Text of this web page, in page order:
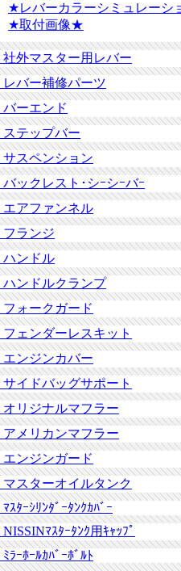
★レバーカラーシミュレーシ
★取付画像★
社外マスター用レバー
レバー補修パーツ
バーエンド
ステップバー
サスペンション
バックレスト･シｰシｰバｰ
エアファンネル
フランジ
ハンドル
ハンドルクランプ
フォークガード
フェンダーレスキット
エンジンカバー
サイドバッグサポート
オリジナルマフラー
アメリカンマフラー
エンジンガード
マスターオイルタンク
ﾏｽﾀｰｼﾘﾝﾀﾞｰﾀﾝｸｶﾊﾞｰ
NISSINﾏｽﾀｰﾀﾝｸ用ｷｬｯﾌﾟ
ﾐﾗｰﾎｰﾙｶﾊﾞｰﾎﾞﾙﾄ